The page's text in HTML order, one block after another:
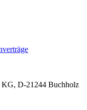
D-21244 Buchholz